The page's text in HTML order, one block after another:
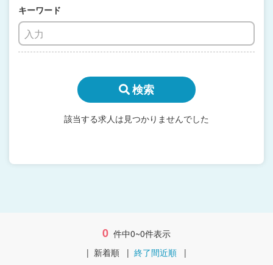
キーワード
検索
該当する求人は見つかりませんでした
0 件中0~0件表示
| 新着順 | 終了間近順 |